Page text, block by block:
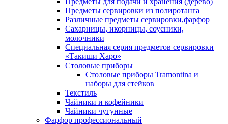
Предметы сервировки из полиротанга
Различные предметы сервировки,фарфор
Сахарницы, икорницы, соусники,
молочники
Специальная серия предметов сервировки
«Такиши Харо»
Столовые приборы
Столовые приборы Trаmоntina и
наборы для стейков
Текстиль
Чайники и кофейники
Чайники чугунные
Фарфор профессиональный